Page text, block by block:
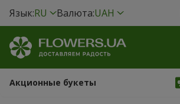
Язык:RU Валюта:UAH
Акционные букеты